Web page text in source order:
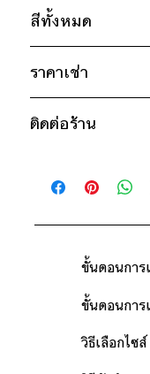
ไซส์ : S
อก 38" / เอว 36"
ไหล่กว้าง 16" / ว
30"
ไซส์ : M
อก 40" / เอว 38"
สีทั้งหมด
น้ำเงิน
ดำ
ตัวอย่าง
เช่น สีขาว มี
ราคาเช่า
วันคืน)
ติดต่อร้านเพื่อสอบถ
ติดต่อร้าน
ดูแผนที่ร้าน
ขั้นตอนการ
ขั้นตอนการ
วิธีเลือกไซส์